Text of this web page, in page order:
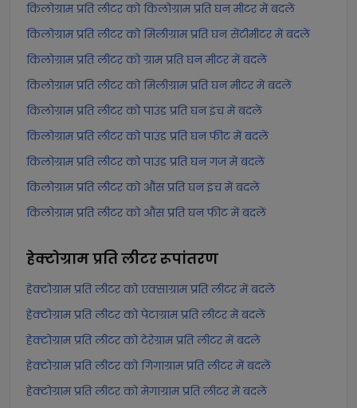
किलोग्राम प्रति लीटर को किलोग्राम प्रति घन मीटर में बदलें
किलोग्राम प्रति लीटर को मिलीग्राम प्रति घन सेंटीमीटर में बदलें
किलोग्राम प्रति लीटर को ग्राम प्रति घन मीटर में बदलें
किलोग्राम प्रति लीटर को मिलीग्राम प्रति घन मीटर में बदलें
किलोग्राम प्रति लीटर को पाउंड प्रति घन इंच में बदलें
किलोग्राम प्रति लीटर को पाउंड प्रति घन फीट में बदलें
किलोग्राम प्रति लीटर को पाउंड प्रति घन गज में बदलें
किलोग्राम प्रति लीटर को औंस प्रति घन इंच में बदलें
किलोग्राम प्रति लीटर को औंस प्रति घन फीट में बदलें
हेक्टोग्राम प्रति लीटररूपांतरण
हेक्टोग्राम प्रति लीटर को एक्साग्राम प्रति लीटर में बदलें
हेक्टोग्राम प्रति लीटर को पेटाग्राम प्रति लीटर में बदलें
हेक्टोग्राम प्रति लीटर को टेरेग्राम प्रति लीटर में बदलें
हेक्टोग्राम प्रति लीटर को गिगाग्राम प्रति लीटर में बदलें
हेक्टोग्राम प्रति लीटर को मेगाग्राम प्रति लीटर में बदलें